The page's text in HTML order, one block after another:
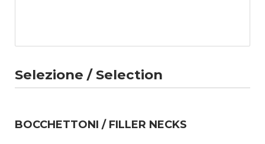
Selezione / Selection
BOCCHETTONI / FILLER NECKS